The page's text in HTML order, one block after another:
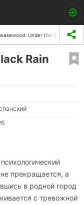
Under the Black Rain
Rain
прекращается, а
в родной город
с тревожной